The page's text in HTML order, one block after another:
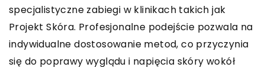
specjalistyczne zabiegi w klinikach takich jak
Projekt Skóra. Profesjonalne podejście pozwala na
indywidualne dostosowanie metod, co przyczynia
się do poprawy wyglądu i napięcia skóry wokół